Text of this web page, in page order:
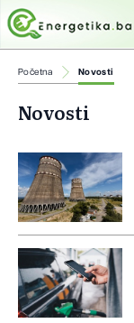
Početna Novosti
Novosti